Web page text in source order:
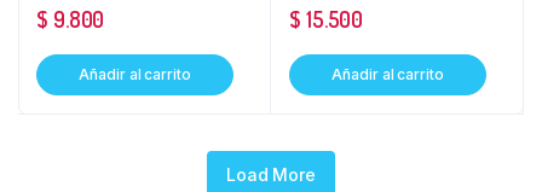
$ 9.800
Añadir al carrito
$ 15.500
Añadir al carrito
Load More